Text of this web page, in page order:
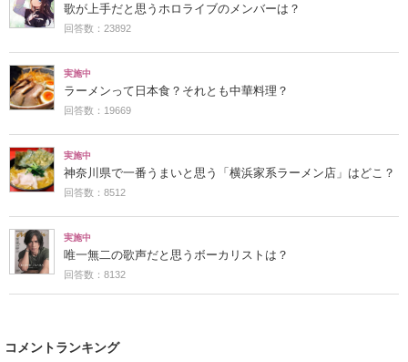
歌が上手だと思うホロライブのメンバーは？
回答数：23892
実施中
ラーメンって日本食？それとも中華料理？
回答数：19669
実施中
神奈川県で一番うまいと思う「横浜家系ラーメン店」はどこ？
回答数：8512
実施中
唯一無二の歌声だと思うボーカリストは？
回答数：8132
コメントランキング